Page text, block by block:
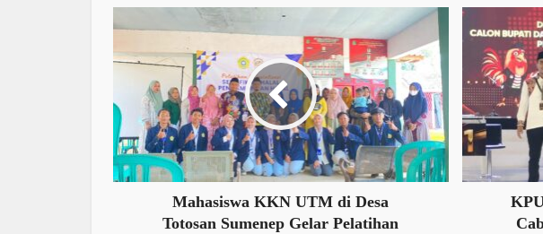
Mahasiswa KKN UTM di Desa
Totosan Sumenep Gelar Pelatihan